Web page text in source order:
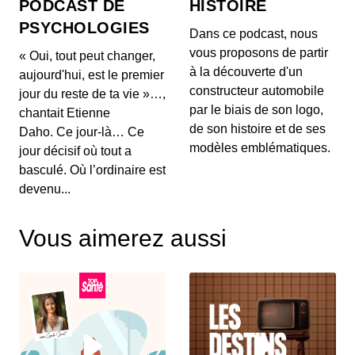
poids, l'impact du vin rouge et
tendances capillaires de Cannes
00:03:48 - IL Y A 2 MOIS
1. 🍽️ **Mythes de la perte de poids :** Découvrez
pourquoi manger tard le soir ne fait pas forcéme...
26 mai 2026 : Alerte sanitaire,
hydratation et astuces beauté pour les
mains
00:03:56 - IL Y A 2 MOIS
1. ⚠️ **Alerte de RappelConso sur les merguez
mer...
Tendances street food
00:04:07 - IL Y A 2 MOIS
18 mai 2026 : Cholestérol, Longévité et
Tendances Beauté
00:03:59 - IL Y A 2 MOIS
1. 🥗 **Régulation du cholestérol :** Le cholestérol
PODCAST DE
PSYCHOLOGIES
« Oui, tout peut changer,
aujourd'hui, est le premier
jour du reste de ta vie »…,
chantait Etienne
Daho. Ce jour-là… Ce
jour décisif où tout a
basculé. Où l’ordinaire est
devenu...
HISTOIRE
Dans ce podcast, nous
vous proposons de partir
à la découverte d'un
constructeur automobile
par le biais de son logo,
de son histoire et de ses
modèles emblématiques.
Vous aimerez aussi